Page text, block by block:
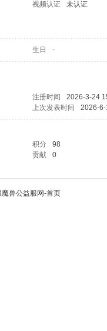
视频认证 未认证
生日 -
注册时间
2026-3-24
上次发表时间 2026-
积分
98
贡献 0
兽公益服网-首页